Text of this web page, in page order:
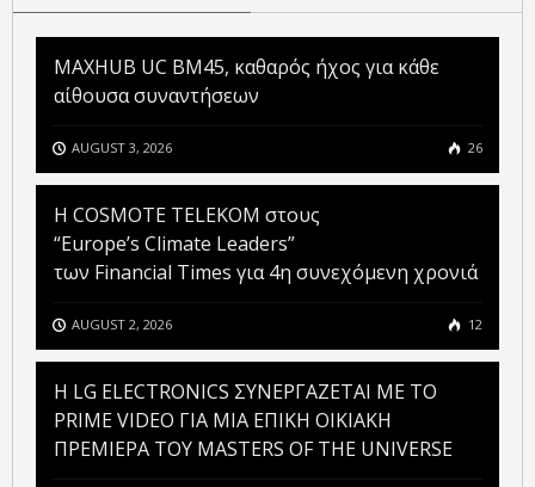
MAXHUB UC BM45, καθαρός ήχος για κάθε
αίθουσα συναντήσεων
AUGUST 3, 2026 26
Η COSMOTE TELEKOM στους
“Europe’s Climate Leaders”
των Financial Times για 4η συνεχόμενη χρονιά
AUGUST 2, 2026 12
H LG ELECTRONICS ΣΥΝΕΡΓΑΖΕΤΑΙ ΜΕ ΤΟ
PRIME VIDEO ΓΙΑ ΜΙΑ ΕΠΙΚΗ ΟΙΚΙΑΚΗ
ΠΡΕΜΙΕΡΑ ΤΟΥ MASTERS OF THE UNIVERSE